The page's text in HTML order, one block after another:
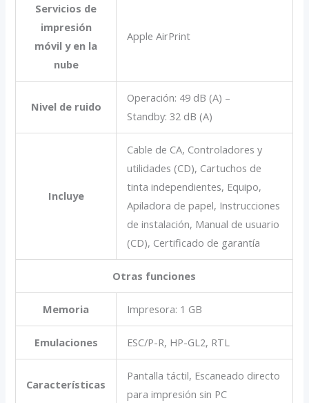
Servicios de
impresión
móvil y en la
nube
Apple AirPrint
Nivel de ruido
Operación: 49 dB (A) –
Standby: 32 dB (A)
Incluye
Cable de CA, Controladores y
utilidades (CD), Cartuchos de
tinta independientes, Equipo,
Apiladora de papel, Instrucciones
de instalación, Manual de usuario
(CD), Certificado de garantía
Otras funciones
Memoria Impresora: 1 GB
Emulaciones ESC/P-R, HP-GL2, RTL
Características
Pantalla táctil, Escaneado directo
para impresión sin PC